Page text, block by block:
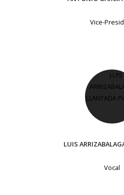
Vice-
LUIS
Vocal